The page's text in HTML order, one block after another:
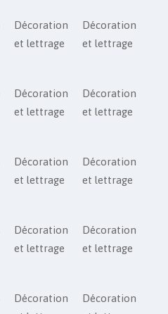
Décoration
et lettrage
Décoration
et lettrage
Décoration
et lettrage
Décoration
et lettrage
Décoration
et lettrage
Décoration
et lettrage
Décoration
et lettrage
Décoration
et lettrage
Décoration
Décoration